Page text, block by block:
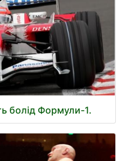
болід Формули-1.